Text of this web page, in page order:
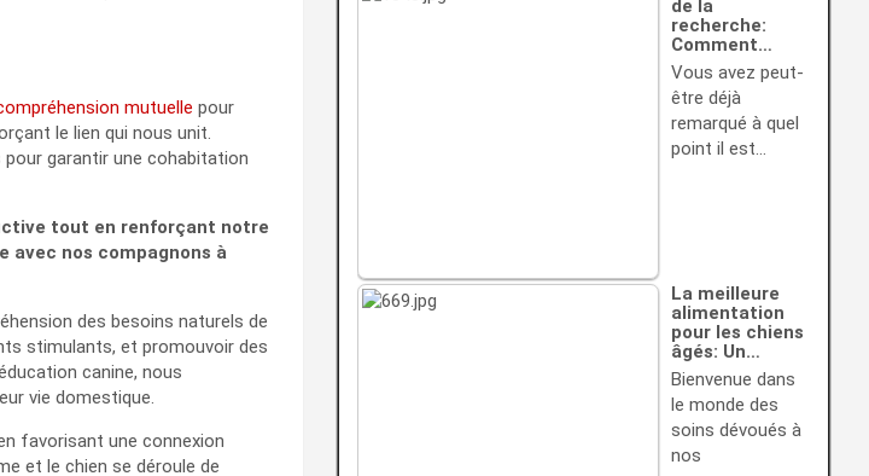
mutuelle pour
le lien qui nous unit.
garantir une cohabitation
tout en renforçant notre
avec nos compagnons à
des besoins naturels de
stimulants, et promouvoir des
canine, nous
vie domestique.
favorisant une connexion
et le chien se déroule de
de la
recherche:
Comment…
Vous avez peut-
être déjà
remarqué à quel
point il est…
La meilleure
alimentation
pour les chiens
âgés: Un…
Bienvenue dans
le monde des
soins dévoués à
nos